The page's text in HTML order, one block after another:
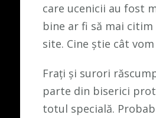
care ucenicii au fost
bine ar fi să mai
site. Cine știe cât
Frați și surori
parte din biserici
totul specială.